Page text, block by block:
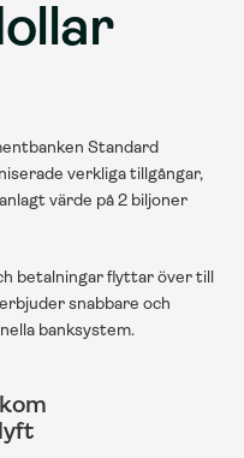
Standard
verkliga tillgångar,
värde på 2 biljoner
betalningar flyttar över till
snabbare och
banksystem.